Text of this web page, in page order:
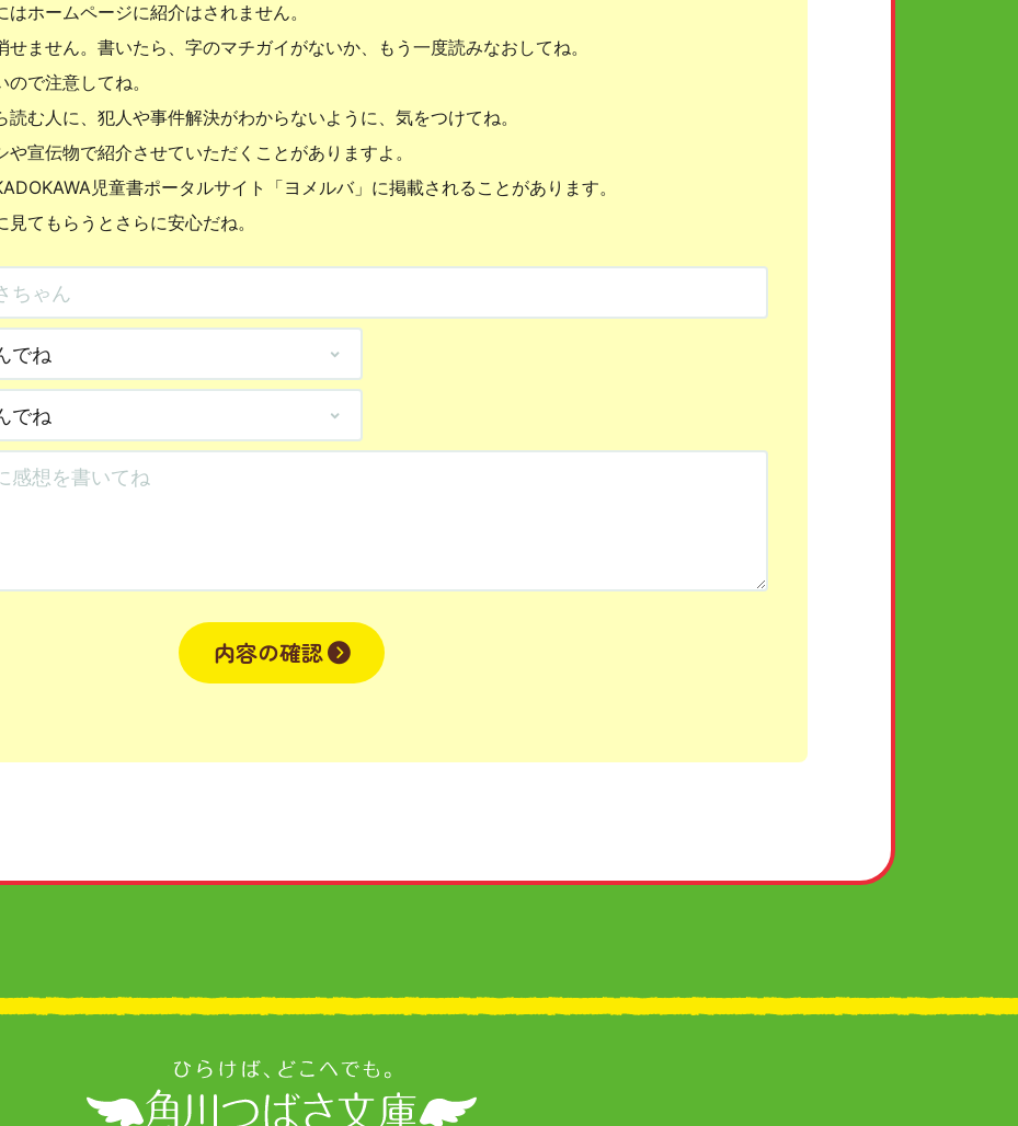
ホームページに紹介はされません。
ません。書いたら、字のマチガイがないか、もう一度読みなおしてね。
で注意してね。
む人に、犯人や事件解決がわからないように、気をつけてね。
宣伝物で紹介させていただくことがありますよ。
児童書ポータルサイト「ヨメルバ」に掲載されることがあります。
てもらうとさらに安心だね。
内容の確認